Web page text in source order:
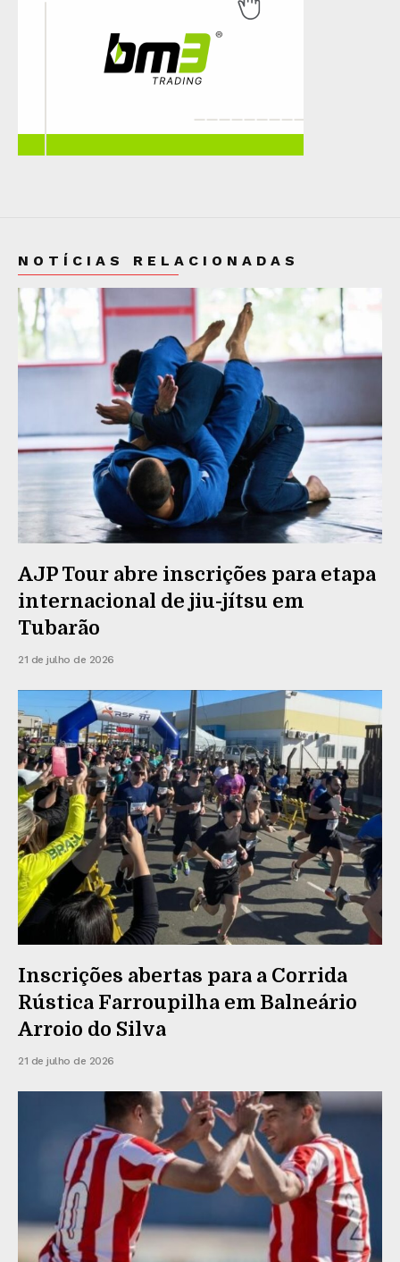
NOTÍCIAS RELACIONADAS
AJP Tour abre inscrições para etapa
internacional de jiu-jítsu em
Tubarão
21 de julho de 2026
Inscrições abertas para a Corrida
Rústica Farroupilha em Balneário
Arroio do Silva
21 de julho de 2026